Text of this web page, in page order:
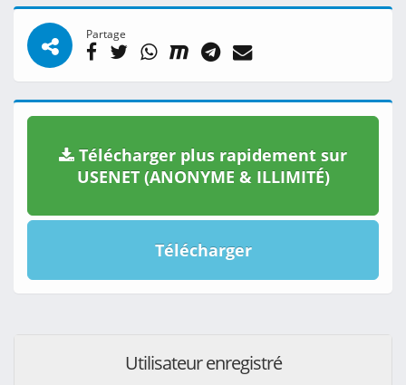
Partage
Télécharger plus rapidement sur
USENET (ANONYME & ILLIMITÉ)
Télécharger
Utilisateur enregistré